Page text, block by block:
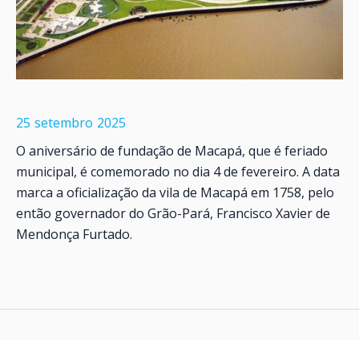
25 setembro 2025
O aniversário de fundação de Macapá, que é feriado
municipal, é comemorado no dia 4 de fevereiro. A data
marca a oficialização da vila de Macapá em 1758, pelo
então governador do Grão-Pará, Francisco Xavier de
Mendonça Furtado.